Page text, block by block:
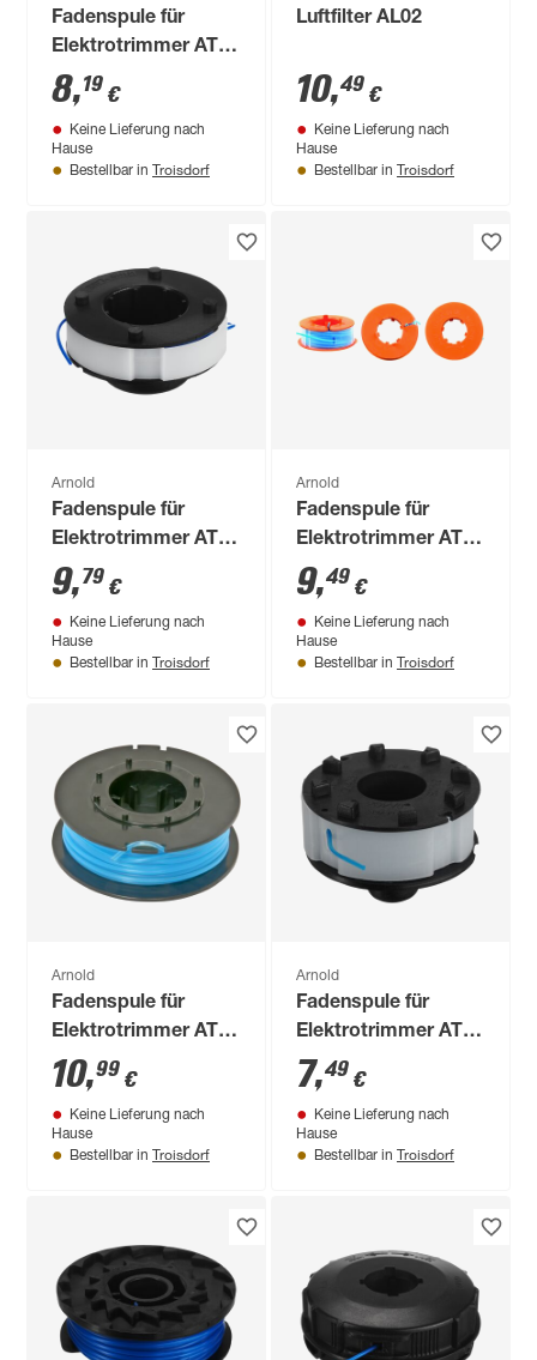
Fadenspule für
Elektrotrimmer AT
4.8
8,19 €
Keine Lieferung nach
Hause
Bestellbar in Troisdorf
Luftfilter AL02
10,49 €
Keine Lieferung nach
Hause
Bestellbar in Troisdorf
Arnold
Fadenspule für
Elektrotrimmer AT
7.1
9,79 €
Keine Lieferung nach
Hause
Bestellbar in Troisdorf
Arnold
Fadenspule für
Elektrotrimmer AT
5.4
9,49 €
Keine Lieferung nach
Hause
Bestellbar in Troisdorf
Arnold
Fadenspule für
Elektrotrimmer AT
8.3
10,99 €
Keine Lieferung nach
Hause
Bestellbar in Troisdorf
Arnold
Fadenspule für
Elektrotrimmer AT
4.4
7,49 €
Keine Lieferung nach
Hause
Bestellbar in Troisdorf